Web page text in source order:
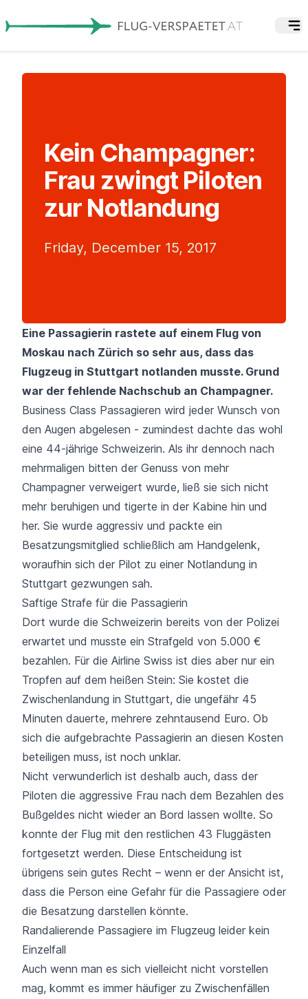
Kein Champagner:
Frau zwingt Piloten
zur Notlandung
Friday, December 15, 2017
Eine Passagierin rastete auf einem Flug von
Moskau nach Zürich so sehr aus, dass das
Flugzeug in Stuttgart notlanden musste. Grund
war der fehlende Nachschub an Champagner.
Business Class Passagieren wird jeder Wunsch von
den Augen abgelesen - zumindest dachte das wohl
eine 44-jährige Schweizerin. Als ihr dennoch nach
mehrmaligen bitten der Genuss von mehr
Champagner verweigert wurde, ließ sie sich nicht
mehr beruhigen und tigerte in der Kabine hin und
her. Sie wurde aggressiv und packte ein
Besatzungsmitglied schließlich am Handgelenk,
woraufhin sich der Pilot zu einer Notlandung in
Stuttgart gezwungen sah.
Saftige Strafe für die Passagierin
Dort wurde die Schweizerin bereits von der Polizei
erwartet und musste ein Strafgeld von 5.000 €
bezahlen. Für die Airline Swiss ist dies aber nur ein
Tropfen auf dem heißen Stein: Sie kostet die
Zwischenlandung in Stuttgart, die ungefähr 45
Minuten dauerte, mehrere zehntausend Euro. Ob
sich die aufgebrachte Passagierin an diesen Kosten
beteiligen muss, ist noch unklar.
Nicht verwunderlich ist deshalb auch, dass der
Piloten die aggressive Frau nach dem Bezahlen des
Bußgeldes nicht wieder an Bord lassen wollte. So
konnte der Flug mit den restlichen 43 Fluggästen
fortgesetzt werden. Diese Entscheidung ist
übrigens sein gutes Recht – wenn er der Ansicht ist,
dass die Person eine Gefahr für die Passagiere oder
die Besatzung darstellen könnte.
Randalierende Passagiere im Flugzeug leider kein
Einzelfall
Auch wenn man es sich vielleicht nicht vorstellen
mag, kommt es immer häufiger zu Zwischenfällen